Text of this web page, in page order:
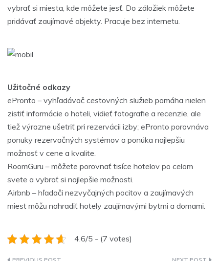
vybrať si miesta, kde môžete jesť. Do záložiek môžete
pridávať zaujímavé objekty. Pracuje bez internetu.
Užitočné odkazy
ePronto – vyhľadávač cestovných služieb pomáha nielen
zistiť informácie o hoteli, vidieť fotografie a recenzie, ale
tiež výrazne ušetriť pri rezervácii izby; ePronto porovnáva
ponuky rezervačných systémov a ponúka najlepšiu
možnosť v cene a kvalite.
RoomGuru – môžete porovnať tisíce hotelov po celom
svete a vybrať si najlepšie možnosti.
Airbnb – hľadači nezvyčajných pocitov a zaujímavých
miest môžu nahradiť hotely zaujímavými bytmi a domami.
4.6/5 - (7 votes)